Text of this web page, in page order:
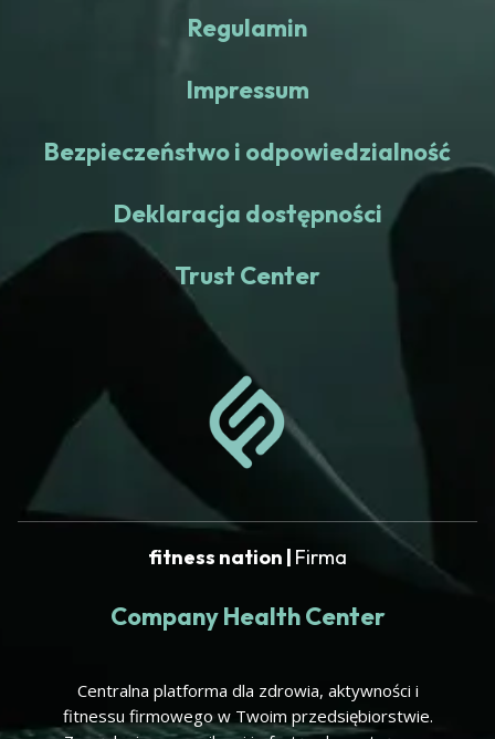
Regulamin
Impressum
Bezpieczeństwo i odpowiedzialność
Deklaracja dostępności
Trust Center
fitness nation | Firma
Company Health Center
Centralna platforma dla zdrowia, aktywności i
fitnessu firmowego w Twoim przedsiębiorstwie.